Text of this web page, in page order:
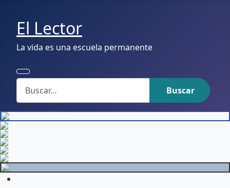
El Lector
La vida es una escuela permanente
Buscar
Buscar